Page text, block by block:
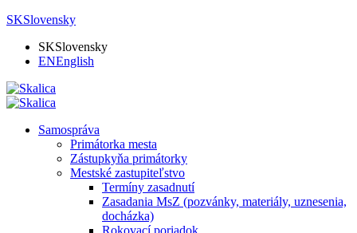
SKSlovensky
SKSlovensky
ENEnglish
Samospráva
Primátorka mesta
Zástupkyňa primátorky
Mestské zastupiteľstvo
Termíny zasadnutí
Zasadania MsZ (pozvánky, materiály, uznesenia,
docházka)
Rokovací poriadok